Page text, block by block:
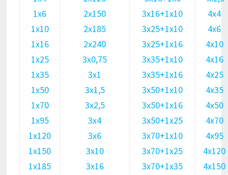
1х6
1х10
1х16
1х25
1х35
1х50
1х70
1х95
1х120
1х150
1х185
2х150
2х185
2х240
3х0,75
3х1
3х1,5
3х2,5
3х4
3х6
3х10
3х16
3х16+1х10
3х25+1х10
3х25+1х16
3х35+1х10
3х35+1х16
3х50+1х10
3х50+1х16
3х50+1х25
3х70+1х10
3х70+1х25
3х70+1х35
4х4
4х6
4х10
4х16
4х25
4х35
4х50
4х70
4х95
4х120
4х150